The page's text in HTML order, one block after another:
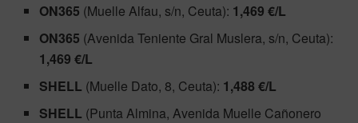
ON365 (Muelle Alfau, s/n, Ceuta): 1,469 €/L
ON365 (Avenida Teniente Gral Muslera, s/n, Ceuta):
1,469 €/L
SHELL (Muelle Dato, 8, Ceuta): 1,488 €/L
SHELL (Punta Almina, Avenida Muelle Cañonero